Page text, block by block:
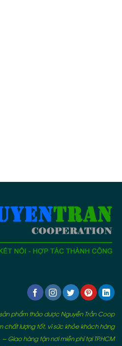
phẩm thảo dược Nguyễn Trần Coop
chất lượng tốt, vì sức khỏe khách hàng
– Giao hàng tận nơi miễn phí tại TP.HCM